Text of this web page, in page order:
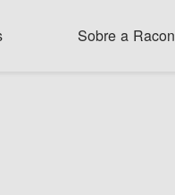
Sobre a Racon